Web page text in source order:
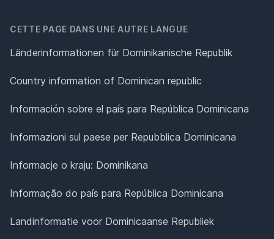
CETTE PAGE DANS UNE AUTRE LANGUE
Länderinformationen für Dominikanische Republik
Country information of Dominican republic
Información sobre el país para República Dominicana
Informazioni sul paese per Repubblica Dominicana
Informacje o kraju: Dominikana
Informação do país para República Dominicana
Landinformatie voor Dominicaanse Republiek